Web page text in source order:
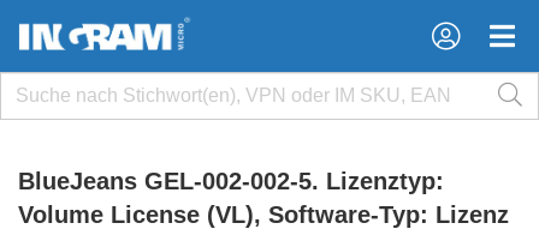
×
×
BlueJeans GEL-002-002-5. Lizenztyp:
Volume License (VL), Software-Typ: Lizenz